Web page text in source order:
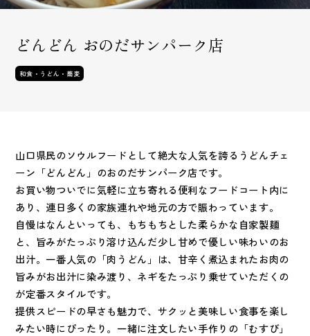
どんどん おのだサンパーク店
和食・うどん・蕎麦
山口県民のソウルフードとして絶大な人気を誇るうどんチェ
ーン「どんどん」のおのだサンパーク店です。
お買い物ついでに気軽に立ち寄れる便利なフードコート内に
あり、連日多くの家族連れや地元の方で賑わっています。
自慢はなんといっても、もちもちとした柔らかな自家製麺
と、旨みがたっぷり溶け込んだ少し甘めで優しい味わいのお
出汁。一番人気の「肉うどん」は、甘辛く煮込まれたお肉の
旨みがお出汁に染み渡り、ネギをたっぷり乗せていただくの
が定番スタイルです。
提供スピードの早さも魅力で、サクッと美味しい食事を楽し
みたい時にぴったり。一緒に注文したい手作りの「むすび」